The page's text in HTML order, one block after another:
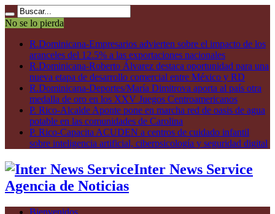
No se lo pierda
R.Dominicana-Empresarios advierten sobre el impacto de los
aranceles del 12.5% a las exportaciones nacionales
R.Dominicana-Roberto Álvarez destaca oportunidad para una
nueva etapa de desarrollo comercial entre México y RD
R.Dominicana-Deportes/María Dimitrova aporta al país otra
medalla de oro en los XXV Juegos Centroamericanos
P. Rico-Alcalde Aponte pone en marcha red de oasis de agua
potable en las comunidades de Carolina
P. Rico-Capacita ACUDEN a centros de cuidado infantil
sobre inteligencia artificial, ciberpsicología y seguridad digital
Inter News Service
Agencia de Noticias
Bienvenidos